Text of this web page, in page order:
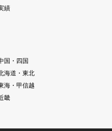
績
国・四国
海道・東北
海・甲信越
畿